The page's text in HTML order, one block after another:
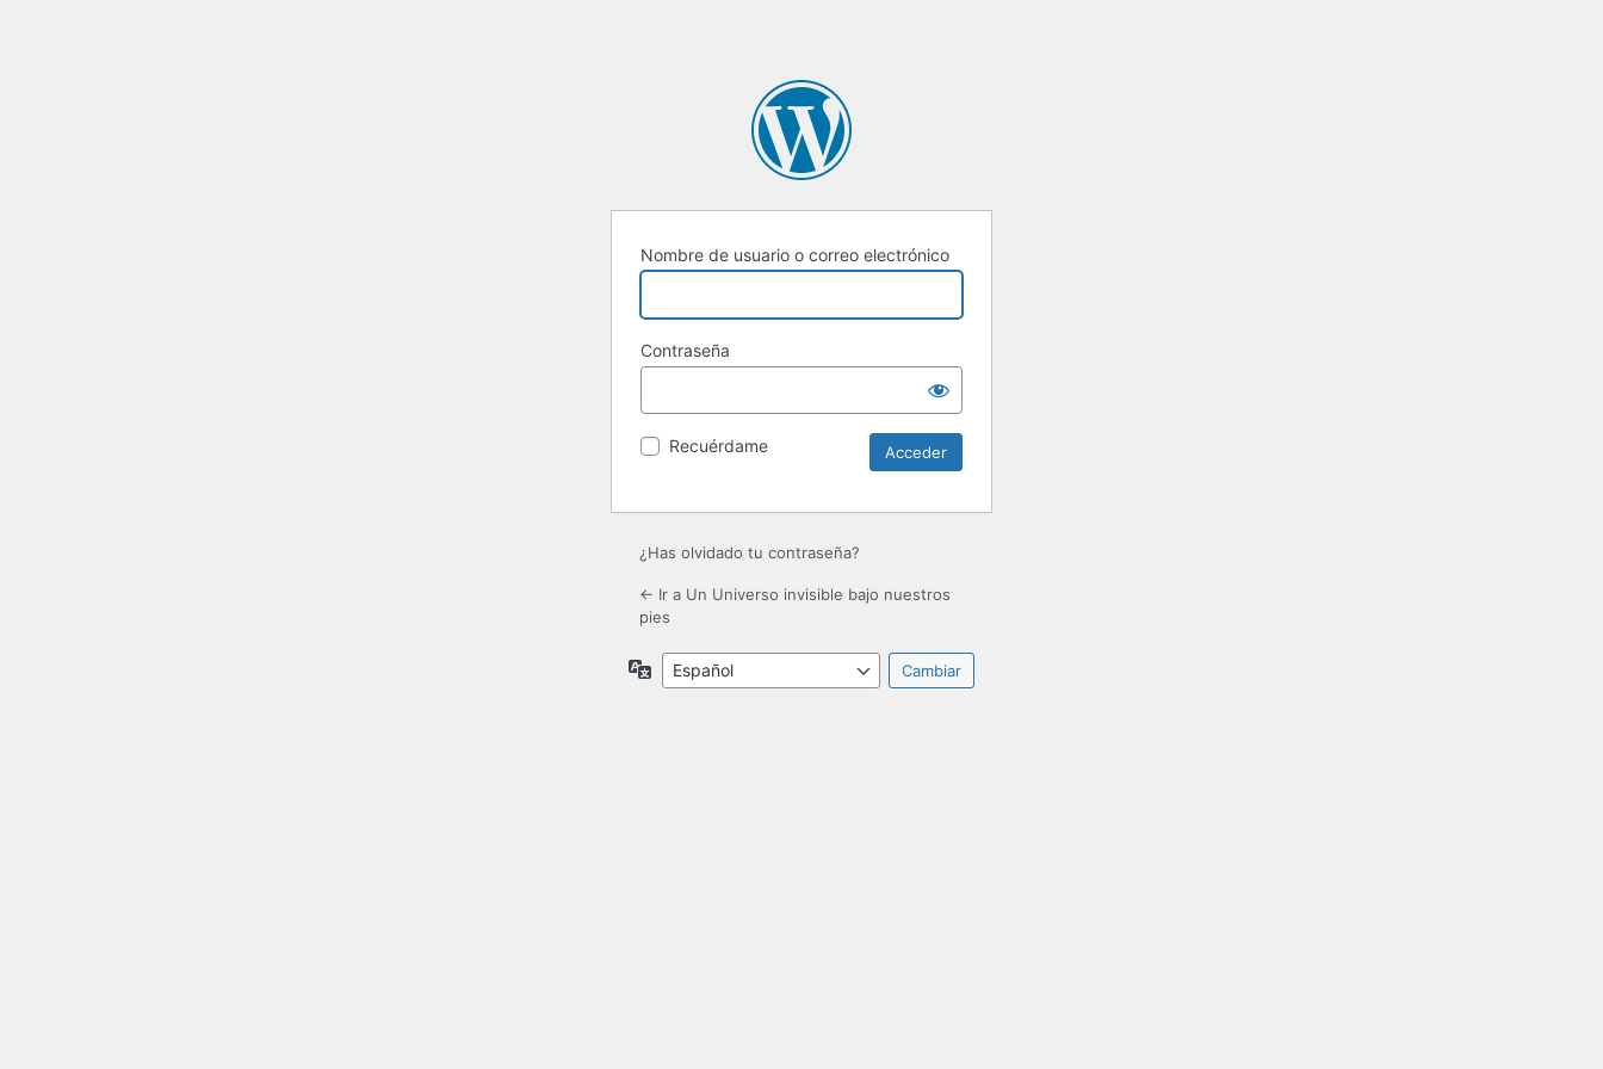
Nombre de usuario o correo electrónico
Contraseña
Recuérdame
¿Has olvidado tu contraseña?
← Ir a Un Universo invisible bajo nuestros
pies
Idioma